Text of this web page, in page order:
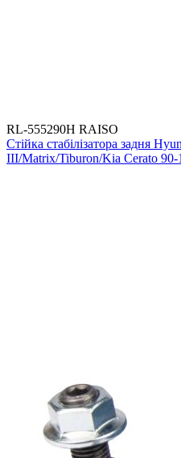
RL-555290H RAISO
Стійка стабілізатора задня
III/Matrix/Tiburon/Kia Cerato